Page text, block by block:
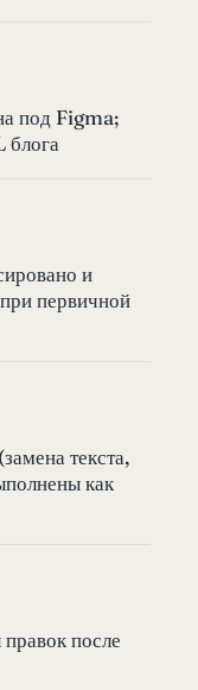
под Figma;
блога
и
первичной
текста,
как
после